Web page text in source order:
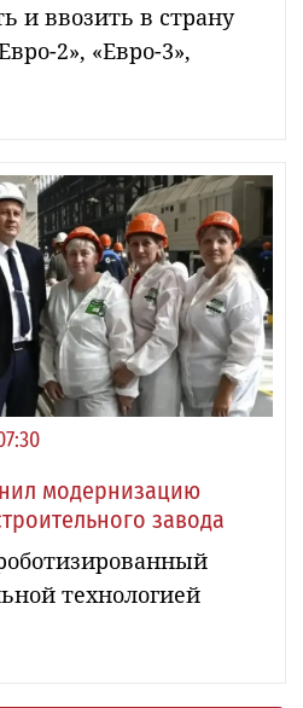
и ввозить в страну
2», «Евро-3»,
модернизацию
завода
технологией